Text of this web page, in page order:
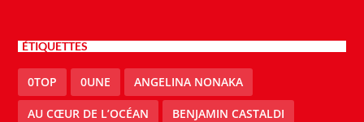
ÉTIQUETTES
0TOP 0UNE ANGELINA NONAKA
AU CŒUR DE L’OCÉAN BENJAMIN CASTALDI